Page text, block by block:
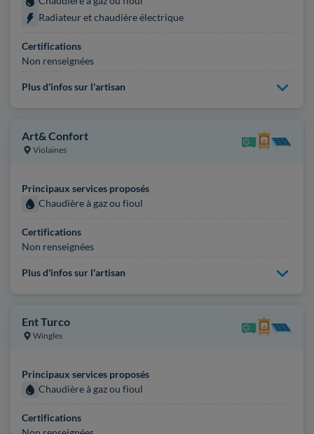
Radiateur et chaudière électrique
Certifications
Non renseignées
Plus d'infos sur l'artisan
Art& Confort
Violaines
Principaux services proposés
Chaudière à gaz ou fioul
Certifications
Non renseignées
Plus d'infos sur l'artisan
Ent Turco
Wingles
Principaux services proposés
Chaudière à gaz ou fioul
Certifications